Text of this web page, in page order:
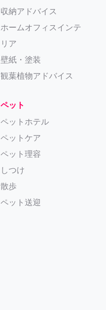
収納アドバイス
ホームオフィスインテ
リア
壁紙・塗装
観葉植物アドバイス
ペット
ペットホテル
ペットケア
ペット理容
しつけ
散歩
ペット送迎